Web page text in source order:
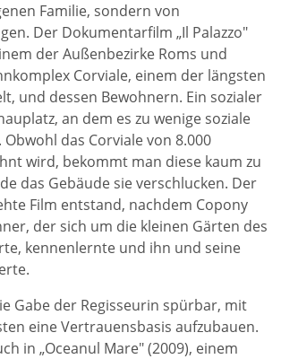
Familie, sondern von
Der Dokumentarfilm „Il Palazzo"
der Außenbezirke Roms und
Corviale, einem der längsten
und dessen Bewohnern. Ein sozialer
an dem es zu wenige soziale
das Corviale von 8.000
wird, bekommt man diese kaum zu
das Gebäude sie verschlucken. Der
Film entstand, nachdem Copony
der sich um die kleinen Gärten des
kennenlernte und ihn und seine
Gabe der Regisseurin spürbar, mit
eine Vertrauensbasis aufzubauen.
in „Oceanul Mare" (2009), einem